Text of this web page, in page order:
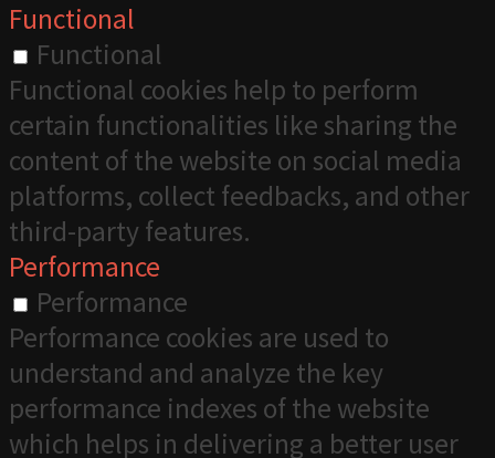
Functional
Functional
Functional cookies help to perform
certain functionalities like sharing the
content of the website on social media
platforms, collect feedbacks, and other
third-party features.
Performance
Performance
Performance cookies are used to
understand and analyze the key
performance indexes of the website
which helps in delivering a better user